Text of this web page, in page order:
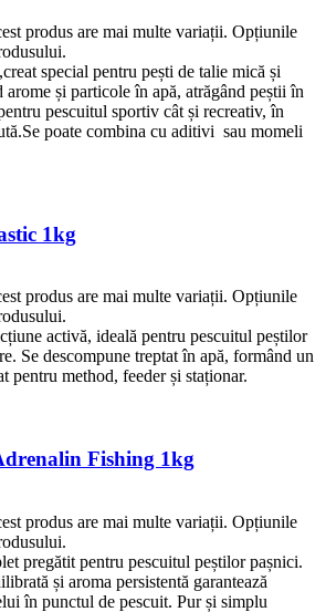
produs are mai multe variații. Opțiunile
special pentru pești de talie mică și
arome și particole în apă, atrăgând peștii în
pescuitul sportiv cât și recreativ, în
poate combina cu aditivi sau momeli
1kg
produs are mai multe variații. Opțiunile
activă, ideală pentru pescuitul peștilor
Se descompune treptat în apă, formând un
pentru method, feeder și staționar.
Fishing 1kg
produs are mai multe variații. Opțiunile
pregătit pentru pescuitul peștilor pașnici.
și aroma persistentă garantează
în punctul de pescuit. Pur și simplu